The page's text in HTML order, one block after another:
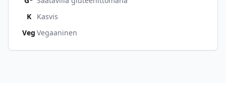
K
Kasvis
Veg Vegaaninen